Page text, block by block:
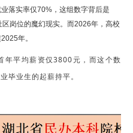
落实率仅70%，这组数字背后是
岗位的魔幻现实。而2026年，高校
年。
年平均薪资仅3800元，而这个数
毕业生的起薪持平。